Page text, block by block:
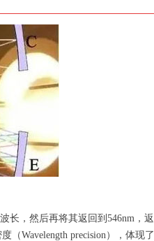
长，然后再将其返回到546nm，返
（Wavelength precision），体现了